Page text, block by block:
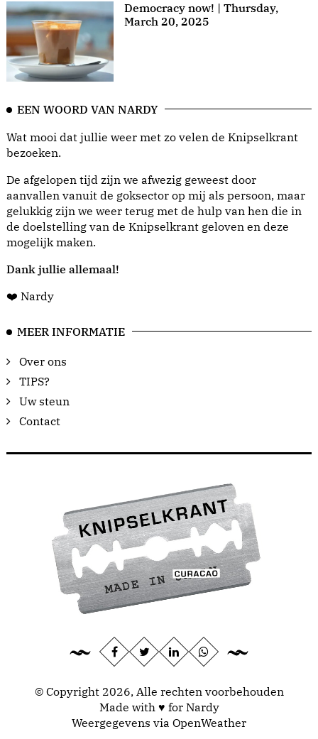
Democracy now! | Thursday,
March 20, 2025
EEN WOORD VAN NARDY
Wat mooi dat jullie weer met zo velen de Knipselkrant
bezoeken.
De afgelopen tijd zijn we afwezig geweest door
aanvallen vanuit de goksector op mij als persoon, maar
gelukkig zijn we weer terug met de hulp van hen die in
de doelstelling van de Knipselkrant geloven en deze
mogelijk maken.
Dank jullie allemaal!
❤️ Nardy
MEER INFORMATIE
Over ons
TIPS?
Uw steun
Contact
© Copyright 2026, Alle rechten voorbehouden
Made with ♥ for Nardy
Weergegevens via OpenWeather